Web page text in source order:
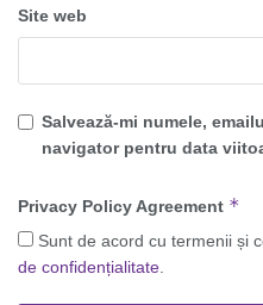
Site web
Salvează-mi numele,
navigator pentru data
Privacy Policy Agreement *
Sunt de acord cu termenii și
de confidențialitate.